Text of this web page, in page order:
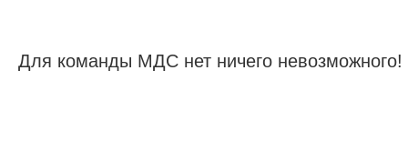
Для команды МДС нет ничего невозможного!